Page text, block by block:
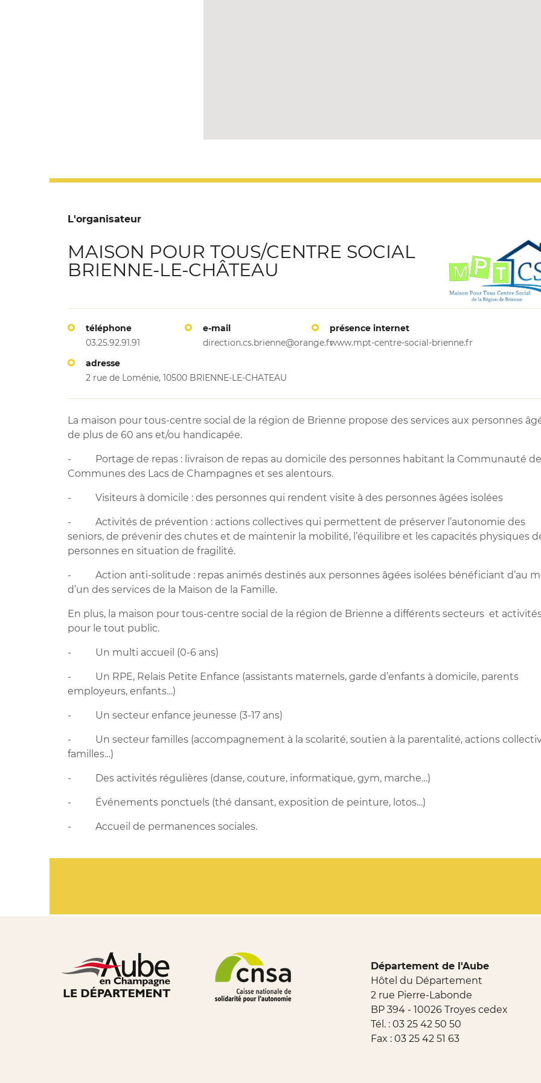
L'organisateur
MAISON POUR TOUS/CENTRE SOCIAL
BRIENNE-LE-CHÂTEAU
téléphone
03.25.92.91.91
e-mail
direction.cs.brienne@orange.fr
présence internet
www.mpt-centre-social-brienne.fr
adresse
2 rue de Loménie, 10500 BRIENNE-LE-CHATEAU
La maison pour tous-centre social de la région de Brienne propose des services aux personnes
de plus de 60 ans et/ou handicapée.
- Portage de repas : livraison de repas au domicile des personnes habitant la Communauté de
Communes des Lacs de Champagnes et ses alentours.
- Visiteurs à domicile : des personnes qui rendent visite à des personnes âgées isolées
- Activités de prévention : actions collectives qui permettent de préserver l’autonomie des
seniors, de prévenir des chutes et de maintenir la mobilité, l’équilibre et les capacités physiques
personnes en situation de fragilité.
- Action anti-solitude : repas animés destinés aux personnes âgées isolées bénéficiant d’au
d’un des services de la Maison de la Famille.
En plus, la maison pour tous-centre social de la région de Brienne a différents secteurs et
pour le tout public.
- Un multi accueil (0-6 ans)
- Un RPE, Relais Petite Enfance (assistants maternels, garde d’enfants à domicile, parents
employeurs, enfants…)
- Un secteur enfance jeunesse (3-17 ans)
- Un secteur familles (accompagnement à la scolarité, soutien à la parentalité, actions
familles…)
- Des activités régulières (danse, couture, informatique, gym, marche…)
- Événements ponctuels (thé dansant, exposition de peinture, lotos…)
- Accueil de permanences sociales.
Département de l'Aube
Hôtel du Département
2 rue Pierre-Labonde
BP 394 - 10026 Troyes cedex
Tél. : 03 25 42 50 50
Fax : 03 25 42 51 63